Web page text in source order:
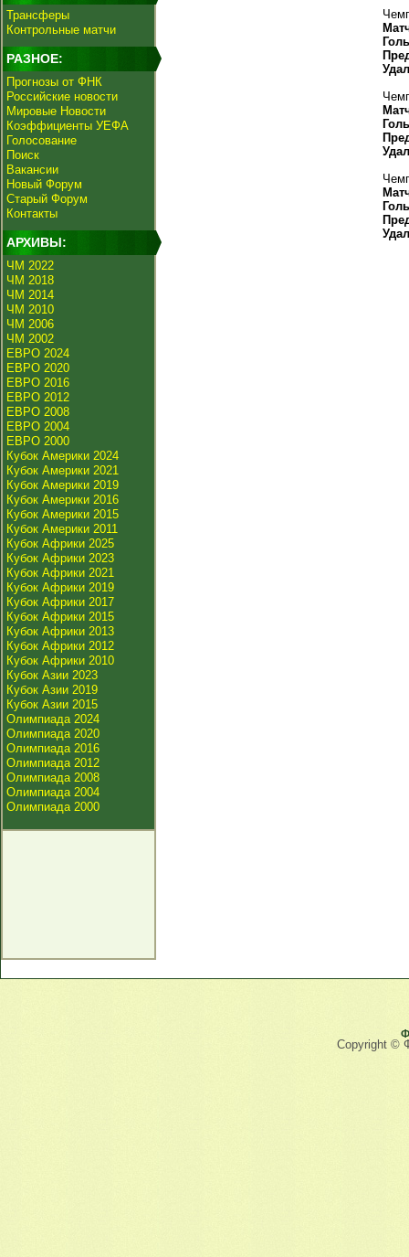
Трансферы
Контрольные матчи
РАЗНОЕ:
Прогнозы от ФНК
Российские новости
Мировые Новости
Коэффициенты УЕФА
Голосование
Поиск
Вакансии
Новый Форум
Старый Форум
Контакты
АРХИВЫ:
ЧМ 2022
ЧМ 2018
ЧМ 2014
ЧМ 2010
ЧМ 2006
ЧМ 2002
ЕВРО 2024
ЕВРО 2020
ЕВРО 2016
ЕВРО 2012
ЕВРО 2008
ЕВРО 2004
ЕВРО 2000
Кубок Америки 2024
Кубок Америки 2021
Кубок Америки 2019
Кубок Америки 2016
Кубок Америки 2015
Кубок Америки 2011
Кубок Африки 2025
Кубок Африки 2023
Кубок Африки 2021
Кубок Африки 2019
Кубок Африки 2017
Кубок Африки 2015
Кубок Африки 2013
Кубок Африки 2012
Кубок Африки 2010
Кубок Азии 2023
Кубок Азии 2019
Кубок Азии 2015
Олимпиада 2024
Олимпиада 2020
Олимпиада 2016
Олимпиада 2012
Олимпиада 2008
Олимпиада 2004
Олимпиада 2000
Copyright ©